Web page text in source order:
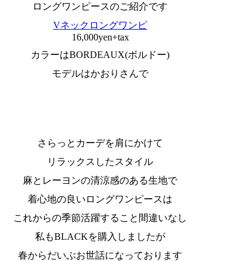
ロングワンピースのご紹介です
Vネックロングワンピ
16,000yen+tax
カラーはBORDEAUX(ボルドー)
モデルはかおりさんで
さらっとカーデを肩にかけて
リラックスしたスタイル
麻とレーヨンの清涼感のある生地で
着心地の良いロングワンピースは
これからの季節活躍すること間違いなし
私もBLACKを購入しましたが
春からだいぶお世話になっております